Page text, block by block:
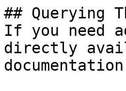
## Querying
If you need
directly